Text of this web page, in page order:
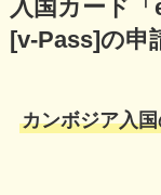
入国カード
[v-Pass]の申
カンボジア入